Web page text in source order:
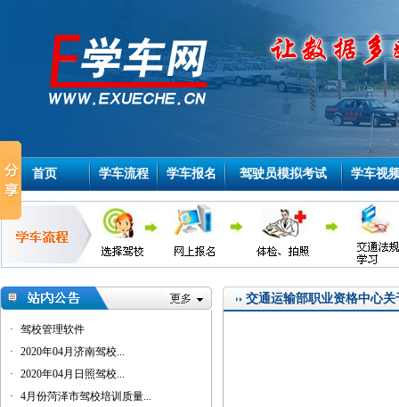
首页 学车流程 学车报名 驾驶员模拟考试 学车视
·
驾校管理软件
·
2020年04月济南驾校...
·
2020年04月日照驾校...
·
4月份菏泽市驾校培训质量...
交通运输部职业资格中心